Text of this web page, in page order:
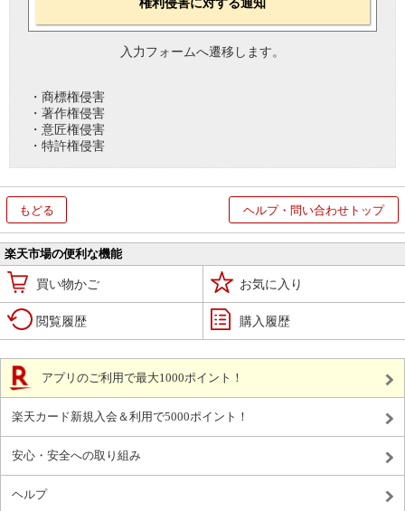
権利侵害に対する通知
入力フォームへ遷移します。
・商標権侵害
・著作権侵害
・意匠権侵害
・特許権侵害
もどる ヘルプ・問い合わせトップ
楽天市場の便利な機能
買い物かご お気に入り
閲覧履歴 購入履歴
アプリのご利用で最大1000ポイント！
楽天カード新規入会＆利用で5000ポイント！
安心・安全への取り組み
ヘルプ